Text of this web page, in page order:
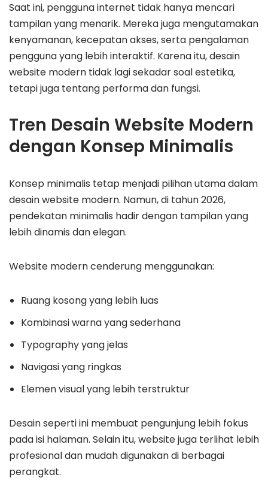
Saat ini, pengguna internet tidak hanya mencari
tampilan yang menarik. Mereka juga mengutamakan
kenyamanan, kecepatan akses, serta pengalaman
pengguna yang lebih interaktif. Karena itu, desain
website modern tidak lagi sekadar soal estetika,
tetapi juga tentang performa dan fungsi.
Tren Desain Website Modern
dengan Konsep Minimalis
Konsep minimalis tetap menjadi pilihan utama dalam
desain website modern. Namun, di tahun 2026,
pendekatan minimalis hadir dengan tampilan yang
lebih dinamis dan elegan.
Website modern cenderung menggunakan:
Ruang kosong yang lebih luas
Kombinasi warna yang sederhana
Typography yang jelas
Navigasi yang ringkas
Elemen visual yang lebih terstruktur
Desain seperti ini membuat pengunjung lebih fokus
pada isi halaman. Selain itu, website juga terlihat lebih
profesional dan mudah digunakan di berbagai
perangkat.